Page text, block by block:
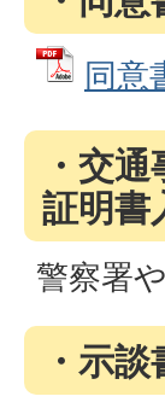
同意
・交
証明書
警察署
・示